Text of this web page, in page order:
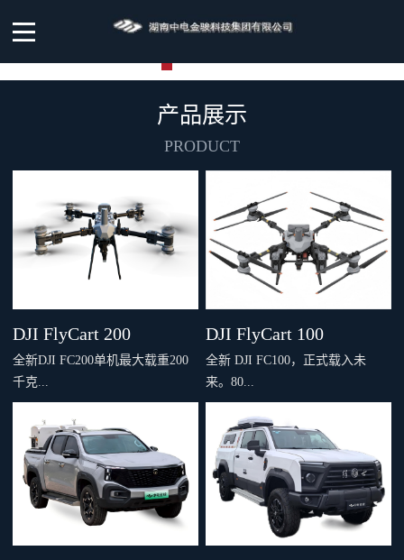
产品展示
PRODUCT
DJI FlyCart 200
全新DJI FC200单机最大载重200
千克...
，四机协同最大载重 600 千克。
支持双电和四电两种模式，还可
灵活选择旗舰空吊和 DL200 吊运
系统。支持40公里O4图传，远距
DJI FlyCart 100
全新 DJI FC100，正式载入未
来。80...
千克旗舰级载重，支持两种负载
系统，搭配丰富生态应用，重新
定义专业运载、突破更多场景界
限。智能安全系统与防护性能，
从容应对复杂场最全大候运输。